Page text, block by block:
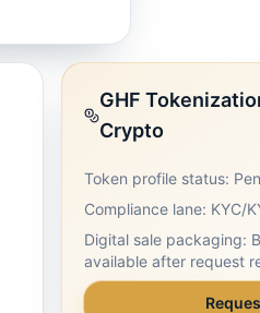
GHF
Crypto
Token profile status:
Compliance lane: KYC/
Digital sale packaging:
available after request